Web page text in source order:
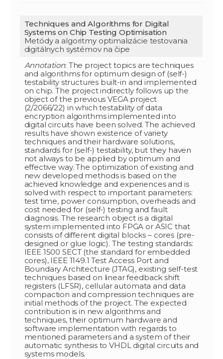
Techniques and Algorithms for Digital
Systems on Chip Testing Optimisation
Metódy a algoritmy optimalizácie testovania
digitálnych systémov na čipe
Annotation: The project topics are techniques
and algorithms for optimum design of (self-)
testability structures built-in and implemented
on chip. The project indirectly follows up the
object of the previous VEGA project
(2/2066/22) in which testability of data
encryption algorithms implemented into
digital circuits have been solved. The achieved
results have shown existence of variety
techniques and their hardware solutions,
standards for (self-) testability, but they haven
not always to be applied by optimum and
effective way. The optimization of existing and
new developed methods is based on the
achieved knowledge and experiences and is
solved with respect to important parameters:
test time, power consumption, overheads and
cost needed for (self-) testing and fault
diagnosis. The research object is a digital
system implemented into FPGA or ASIC that
consists of different digital blocks – cores (pre-
designed or glue logic). The testing standards:
IEEE 1500 SECT (the standard for embedded
cores), IEEE 1149.1 Test Access Port and
Boundary Architecture (JTAG), existing self-test
techniques based on linear feedback shift
registers (LFSR), cellular automata and data
compaction and compression techniques are
initial methods of the project. The expected
contribution is in new algorithms and
techniques, their optimum hardware and
software implementation with regards to
mentioned parameters and a system of their
automatic synthesis to VHDL digital circuits and
systems models.